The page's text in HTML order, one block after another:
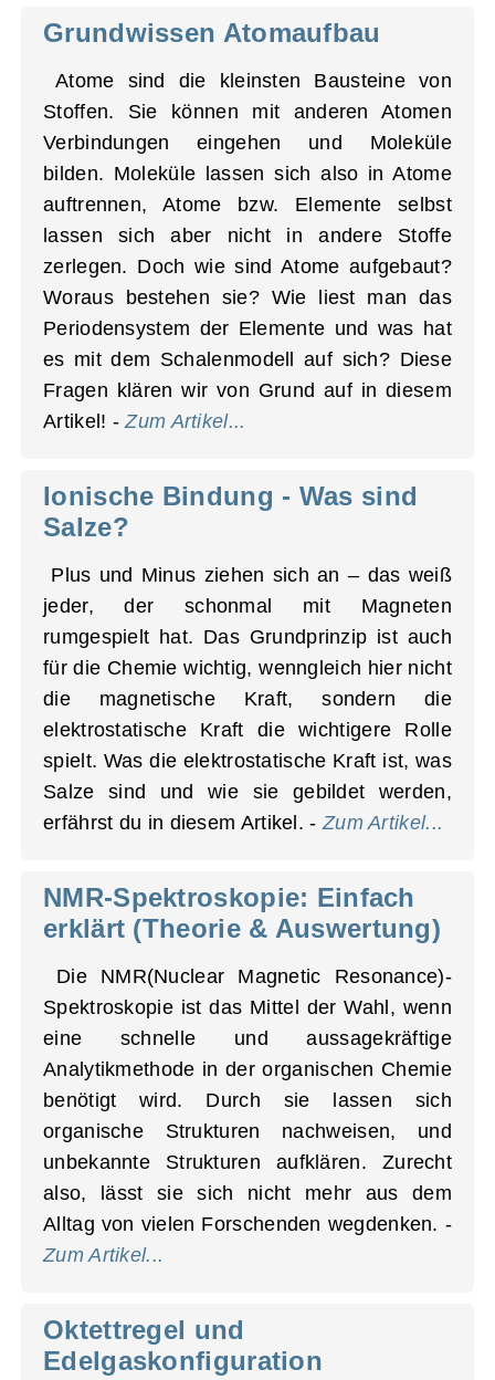
Grundwissen Atomaufbau
Atome sind die kleinsten Bausteine von
Stoffen. Sie können mit anderen Atomen
Verbindungen eingehen und Moleküle
bilden. Moleküle lassen sich also in Atome
auftrennen, Atome bzw. Elemente selbst
lassen sich aber nicht in andere Stoffe
zerlegen. Doch wie sind Atome aufgebaut?
Woraus bestehen sie? Wie liest man das
Periodensystem der Elemente und was hat
es mit dem Schalenmodell auf sich? Diese
Fragen klären wir von Grund auf in diesem
Artikel! -Zum Artikel...
Ionische Bindung - Was sind
Salze?
Plus und Minus ziehen sich an – das weiß
jeder, der schonmal mit Magneten
rumgespielt hat. Das Grundprinzip ist auch
für die Chemie wichtig, wenngleich hier nicht
die magnetische Kraft, sondern die
elektrostatische Kraft die wichtigere Rolle
spielt. Was die elektrostatische Kraft ist, was
Salze sind und wie sie gebildet werden,
erfährst du in diesem Artikel. - Zum Artikel...
NMR-Spektroskopie: Einfach
erklärt (Theorie & Auswertung)
Die NMR(Nuclear Magnetic Resonance)-
Spektroskopie ist das Mittel der Wahl, wenn
eine schnelle und aussagekräftige
Analytikmethode in der organischen Chemie
benötigt wird. Durch sie lassen sich
organische Strukturen nachweisen, und
unbekannte Strukturen aufklären. Zurecht
also, lässt sie sich nicht mehr aus dem
Alltag von vielen Forschenden wegdenken. -
Zum Artikel...
Oktettregel und
Edelgaskonfiguration